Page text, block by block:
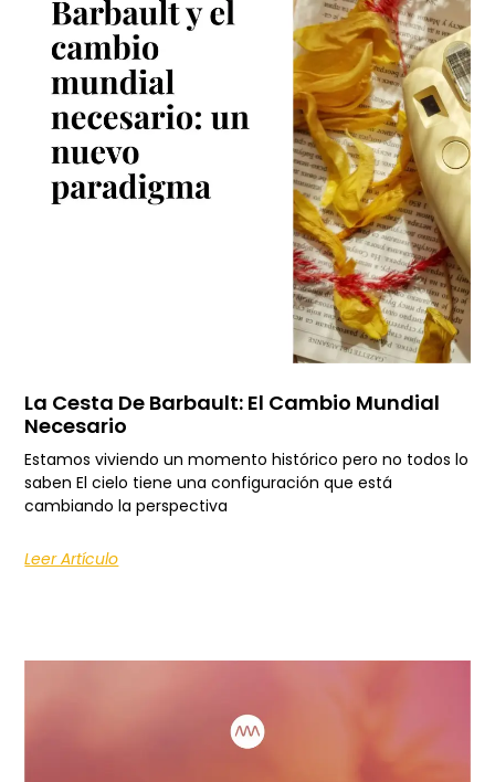
La Cesta De Barbault: El Cambio Mundial
Necesario
Estamos viviendo un momento histórico pero no todos lo
saben El cielo tiene una configuración que está
cambiando la perspectiva
Leer Artículo